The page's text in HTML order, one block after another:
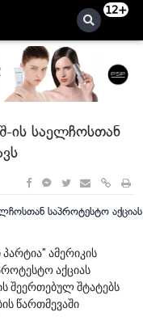
12+
ის საელჩოსთან
ამერიკის
აქციას
შეერთებულ შტატებს
წართმევაში